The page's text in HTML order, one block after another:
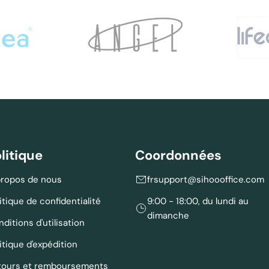
de nous
de confidentialité
d'utilisation
d'expédition
et remboursements
Coordonnées
frsupport@sihoooffice.com
9:00 - 18:00, du lundi au
dimanche